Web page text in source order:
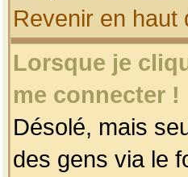
Revenir en haut
Lorsque je
me connecter !
Désolé, mais
des gens via le